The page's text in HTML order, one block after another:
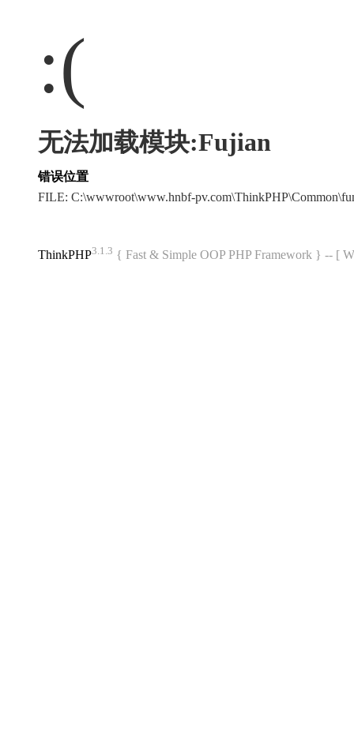
:(
无法加载模块:Fujian
错误位置
FILE: C:\wwwroot\www.hnbf-
ThinkPHP3.1.3 { Fast & Simple OOP PHP Framework } -- [